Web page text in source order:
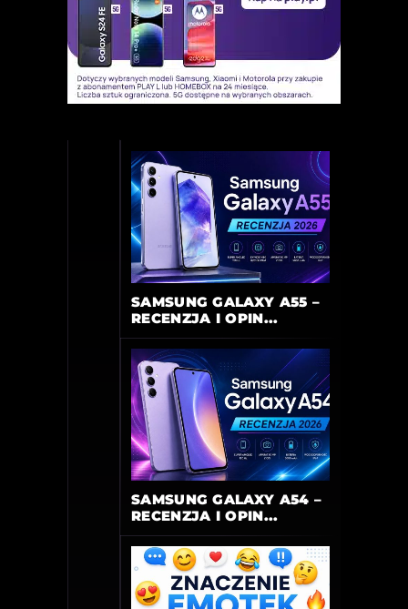
SAMSUNG GALAXY A55 –
RECENZJA I OPIN...
SAMSUNG GALAXY A54 –
RECENZJA I OPIN...